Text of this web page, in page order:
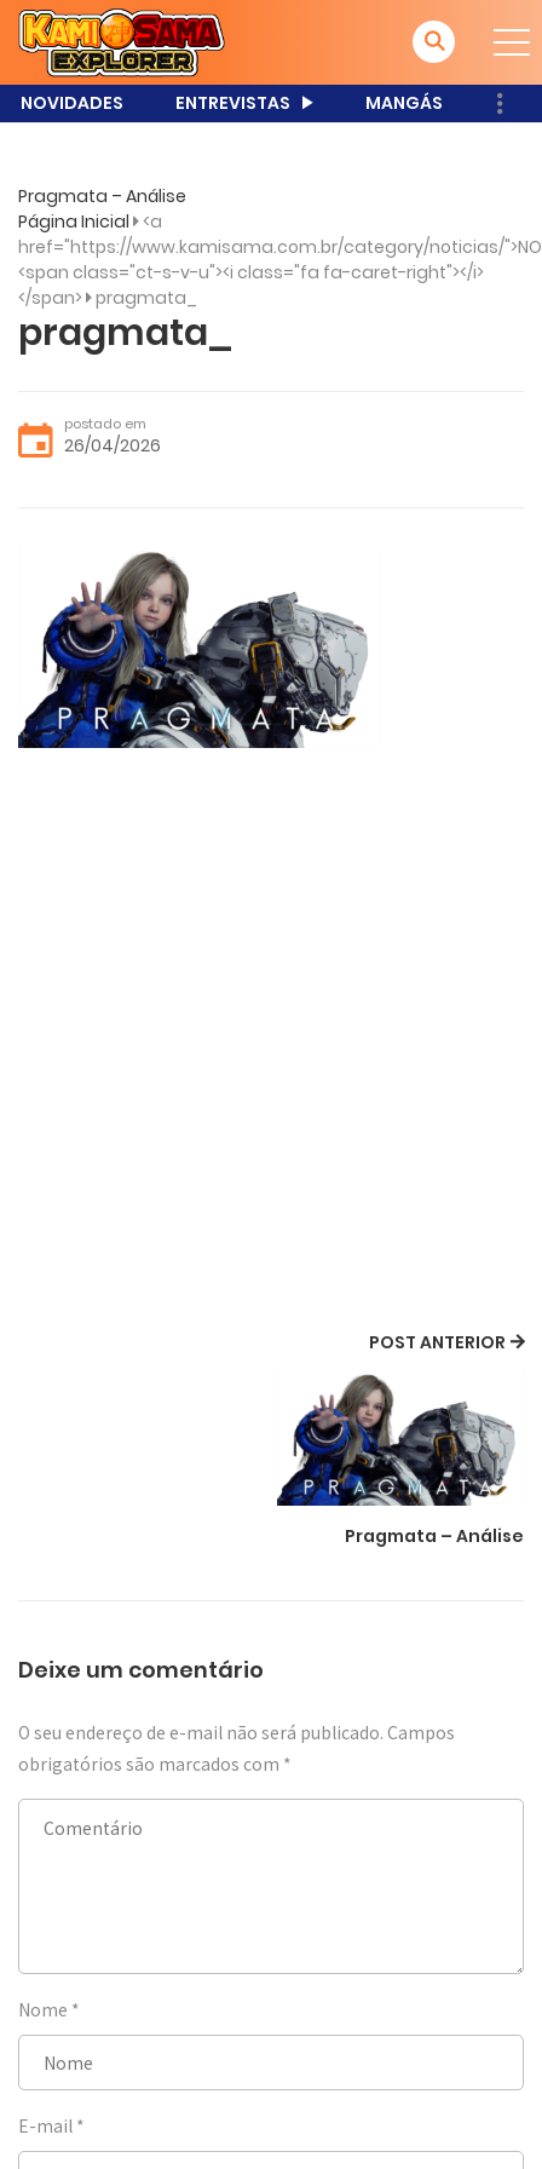
NOVIDADES ENTREVISTAS MANGÁS
Pragmata – Análise
Página Inicial <a
href="https://www.kamisama.com.br/category/noticias/
<span class="ct-s-v-u"><i class="fa fa-caret-right"></i>
</span> pragmata_
pragmata_
postado em
26/04/2026
POST ANTERIOR
Pragmata – Análise
Deixe um comentário
O seu endereço de e-mail não será publicado. Campos
obrigatórios são marcados com *
Nome *
E-mail *